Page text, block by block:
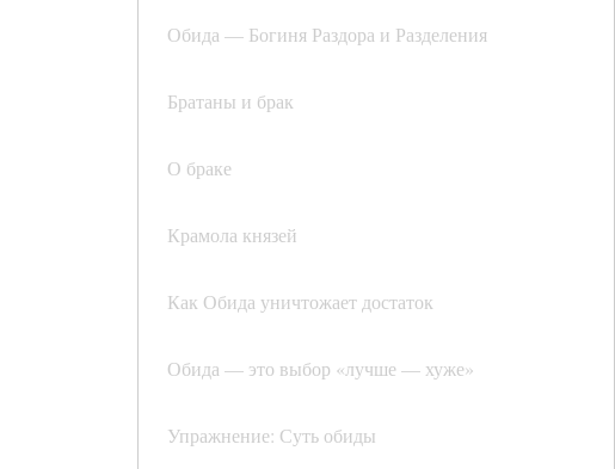
Обида — Богиня Раздора и Разделения
Братаны и брак
О браке
Крамола князей
Как Обида уничтожает достаток
Обида — это выбор «лучше — хуже»
Упражнение: Суть обиды